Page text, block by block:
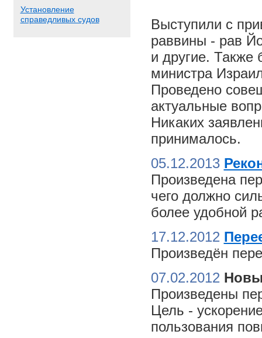
Установление
справедливых судов
Выступили с
раввины - рав
и другие. Также
министра
Проведено
актуальные
Никаких
принималось.
05.12.2013
Произведена
чего должно
более удобной
17.12.2012
Произведён
07.02.2012
Произведены
Цель -
пользования